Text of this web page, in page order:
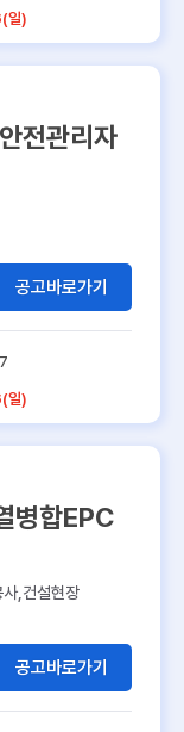
일)
전관리자
공고바로가기
일)
병합EPC
,건설현장
공고바로가기